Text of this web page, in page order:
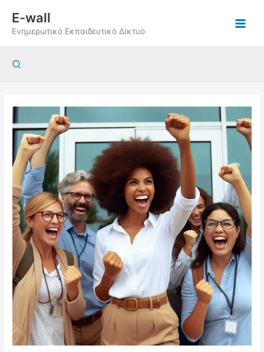
περιεχόμενο
E-wall
Ενημερωτικό Εκπαιδευτικό Δίκτυο
Αναζήτηση